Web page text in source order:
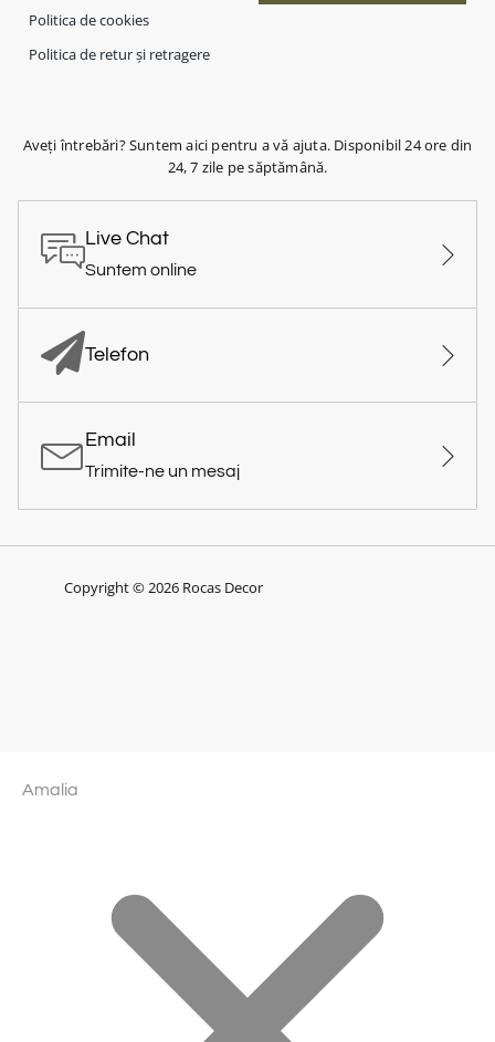
Politica de cookies
Politica de retur și retragere
Aveți întrebări? Suntem aici pentru a vă ajuta. Disponibil 24 ore din
24, 7 zile pe săptămână.
Live Chat
Suntem online
Telefon
Email
Trimite-ne un mesaj
Copyright © 2026 Rocas Decor
Amalia